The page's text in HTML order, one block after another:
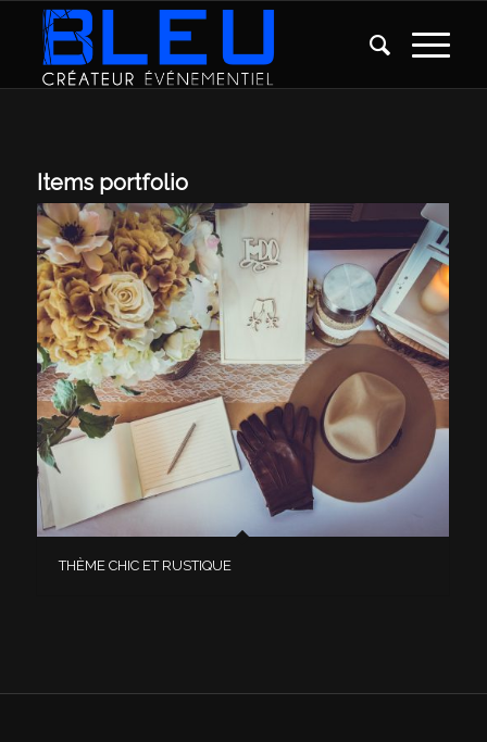
Items portfolio
THÈME CHIC ET RUSTIQUE